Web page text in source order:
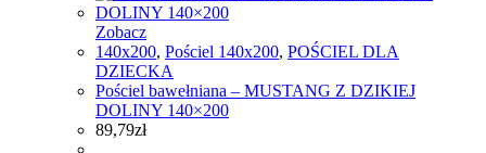
Zobacz
140x200, Pościel 140x200, POŚCIEL DLA
DZIECKA
Pościel bawełniana – MUSTANG Z DZIKIEJ
DOLINY 140×200
89,79zł